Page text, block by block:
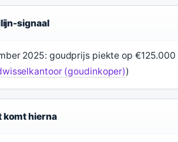
signaal
2025: goudprijs piekte op
(goudinkoper))
komt hierna